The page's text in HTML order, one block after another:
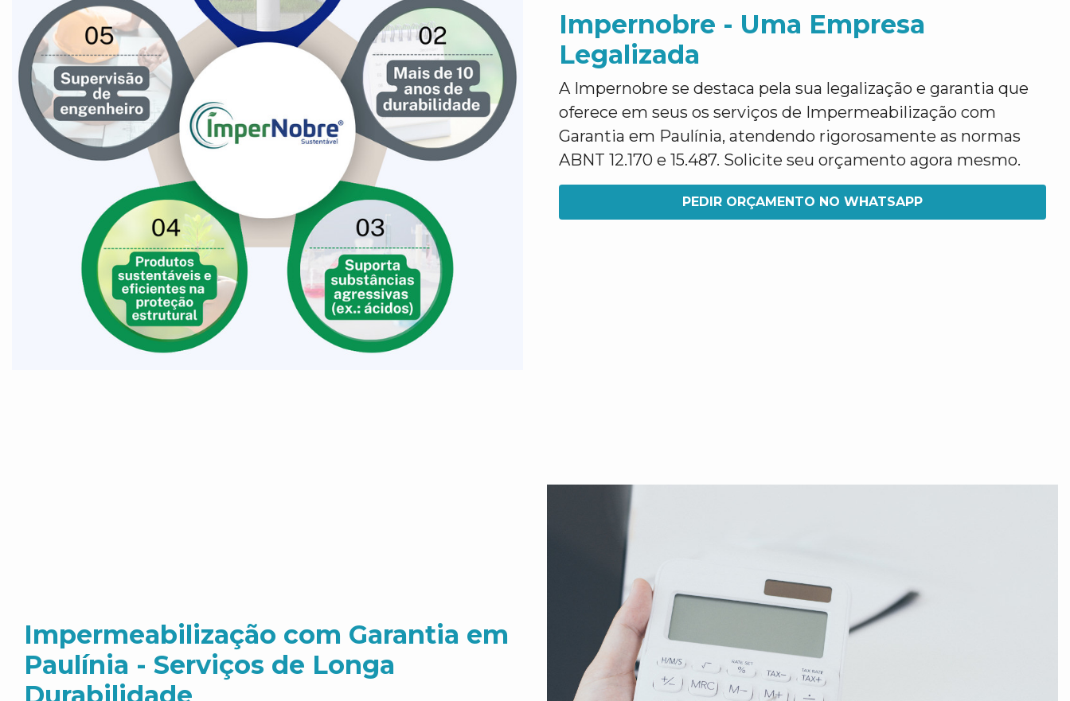
Impernobre - Uma Empresa
Legalizada
A Impernobre se destaca pela sua legalização e garantia que
oferece em seus os serviços de Impermeabilização com
Garantia em Paulínia, atendendo rigorosamente as normas
ABNT 12.170 e 15.487. Solicite seu orçamento agora mesmo.
PEDIR ORÇAMENTO NO WHATSAPP
Impermeabilização com Garantia em
Paulínia - Serviços de Longa